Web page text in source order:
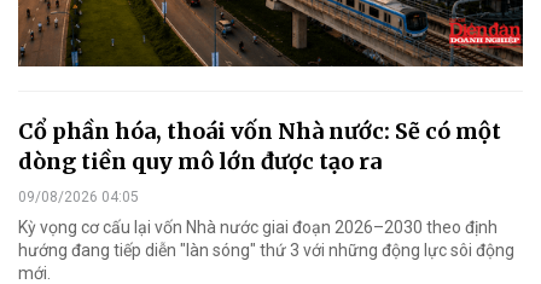
Cổ phần hóa, thoái vốn Nhà nước: Sẽ có một
dòng tiền quy mô lớn được tạo ra
09/08/2026 04:05
Kỳ vọng cơ cấu lại vốn Nhà nước giai đoạn 2026–2030 theo định
hướng đang tiếp diễn "làn sóng" thứ 3 với những động lực sôi động
mới.